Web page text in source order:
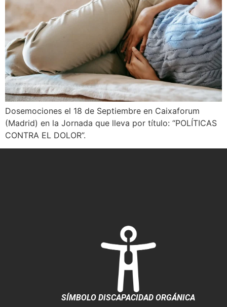
Dosemociones el 18 de Septiembre en Caixaforum
(Madrid) en la Jornada que lleva por título: “POLÍTICAS
CONTRA EL DOLOR”.
SÍMBOLO DISCAPACIDAD ORGÁNICA